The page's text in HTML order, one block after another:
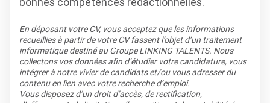
En déposant votre CV, vous acceptez que les informations
recueillies à partir de votre CV fassent l’objet d’un traitement
informatique destiné au Groupe LINKING TALENTS. Nous
collectons vos données afin d’étudier votre candidature, vous
intégrer à notre vivier de candidats et/ou vous adresser du
contenu en lien avec votre recherche d’emploi.
Vous disposez d’un droit d’accès, de rectification,